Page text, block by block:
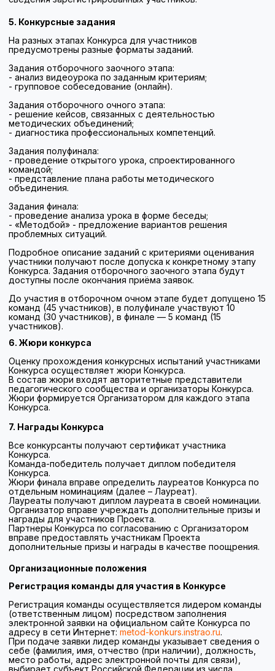
Все конкурсанты получают сертификат участника
Конкурса.
отдельным номинациям (далее – Лауреат).
Лауреаты получают диплом лауреата в своей номинации.
Организатор вправе учреждать дополнительные призы и
награды для участников Проекта.
вправе предоставлять участникам Проекта
дополнительные призы и награды в качестве поощрения.
Организационные положения
Регистрация команды для участия в Конкурсе
Регистрация команды осуществляется лидером команды
(ответственным лицом) посредством заполнения
электронной заявки на официальном сайте Конкурса по
адресу в сети Интернет:metod-konkurs.instrao.ru.
себе (фамилия, имя, отчество (при наличии), должность,
место работы, адрес электронной почты для связи),
выбирает субъект Российской Федерации из числа
субъектов Дальневосточного федерального округа,
который представляет команда, а также предметное
направление Конкурса (естественно-научное,
гуманитарное, начальное образование) и указывает
сведения о двух других участниках команды (фамилия,
имя, отчество (при наличии), должность, место работы,
контактные данные).
К заявке в обязательном порядке прилагаются
оформленные согласия на обработку персональных
данных от всех участников команды. Форма согласия
Конкурса.
После прохождения модерации заявки Организатором
Конкурса ответственное лицо получает уведомление о
включении команды в список участников Конкурса.
По вопросам участия в Конкурсе функционирует горячая
линия.
почты:
metod-konkurs@instrao.ru.
Лидер команды несет ответственность за достоверность
предоставлямых сведений и корректность заполнения
заявки.
Заключительные положения
Организатор Конкурса оставляет за собой право
целях в сети Интернет, СМИ с обязательным указанием
данных об авторах.
Обработка персональных данных участников Конкурса
осуществляется в соответствии с требованиями
Федерального закона от 27 июля 2006 г. № 152-ФЗ «О
персональных данных» и включает сбор, систематизацию,
накопление, хранение, уточнение (обновление,
изменение), использование и иные действия,
необходимые для организации и проведения Конкурса.
выражают согласие на обработку своих персональных
данных, а также на их использование в целях
размещение сведений об участниках и результатах их
участия на официальных ресурсах.
Участники Конкурса выражают согласие на
осуществление фото- и видеосъемки в рамках
проведения Конкурса, а также на использование
полученных фото- и видеоматериалов Организатором в
информационных, образовательных и презентационных
целях, в том числе с размещением на официальных сайтах
и иных открытых ресурсах.
Авторские права на материалы, представленные
участниками в рамках Конкурса, сохраняются за
участниками. При этом Организатор вправе использовать
указанные материалы в информационных, методических и
образовательных целях без выплаты вознаграждения с
обязательным указанием авторства.
Участник (команда) может быть исключен из Конкурса по
решению Организатора в следующих случаях:
нарушение правил выполнения конкурсных заданий;
распространение материалов заданий и результатов
их выполнения в открытых источниках без согласия
публикация недостоверной или дискредитирующей
информации о Конкурсе.
Не допускается недобросовестное выполнение
конкурсных заданий, включая заимствование материалов
без указания источников, использование посторонней
помощи, если это не предусмотрено условиями задания.
Организатор не несет ответственности за технические
сбои, возникшие по причинам, не зависящим от
Организатора, в том числе связанные с работой
оборудования, программного обеспечения или сети
Интернет со стороны участника.